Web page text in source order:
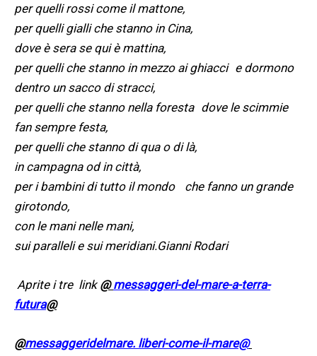
per quelli rossi come il mattone,
per quelli gialli che stanno in Cina,
dove è sera se qui è mattina,
perquelli che stanno in mezzo ai ghiacci e dormono
dentro un sacco di stracci,
per quelli che stanno nella foresta dove le scimmie
fan sempre festa,
per quelli che stanno di qua o di là,
in campagna od in città,
per i bambini di tutto il mondo che fanno un grande
girotondo,
con le mani nelle mani,
sui paralleli e sui meridiani.Gianni Rodari
Aprite i tre link @messaggeri-del-mare-a-terra-
futura@
@messaggeridelmare. liberi-come-il-mare@